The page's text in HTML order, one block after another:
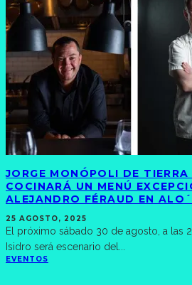
JORGE MONÓPOLI DE TIERRA
COCINARÁ UN MENÚ
ALEJANDRO FÉRAUD EN
25 AGOSTO, 2025
El próximo sábado 30 de agosto, a las
Isidro será escenario del
EVENTOS